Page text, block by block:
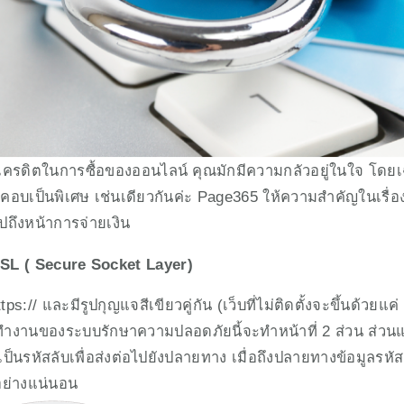
อบเป็นพิเศษ เช่นเดียวกันค่ะ Page365 ให้ความสำคัญในเรื่
งหน้าการจ่ายเงิน
( Secure Socket Layer)
และมีรูปกุญแจสีเขียวคู่กัน (เว็บที่ไม่ติดตั้งจะขึ้นด้วย
งานของระบบรักษาความปลอดภัยนี้จะทำหน้าที่ 2 ส่วน ส่ว
รหัสลับเพื่อส่งต่อไปยังปลายทาง เมื่อถึงปลายทางข้อมูลร
างแน่นอน